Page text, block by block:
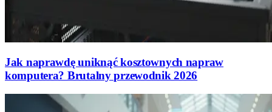
Jak naprawdę uniknąć kosztownych napraw
komputera? Brutalny przewodnik 2026